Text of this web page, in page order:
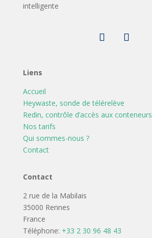
intelligente
Liens
Accueil
Heywaste, sonde de télérelève
Redin, contrôle d’accès aux conteneurs
Nos tarifs
Qui sommes-nous ?
Contact
Contact
2 rue de la Mabilais
35000 Rennes
France
Téléphone: +33 2 30 96 48 43